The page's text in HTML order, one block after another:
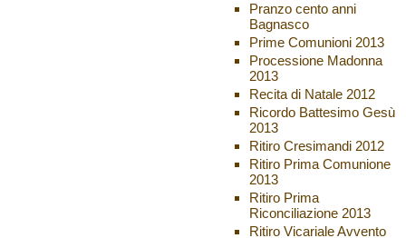
Pranzo cento anni
Bagnasco
Prime Comunioni 2013
Processione Madonna
2013
Recita di Natale 2012
Ricordo Battesimo Gesù
2013
Ritiro Cresimandi 2012
Ritiro Prima Comunione
2013
Ritiro Prima
Riconciliazione 2013
Ritiro Vicariale Avvento